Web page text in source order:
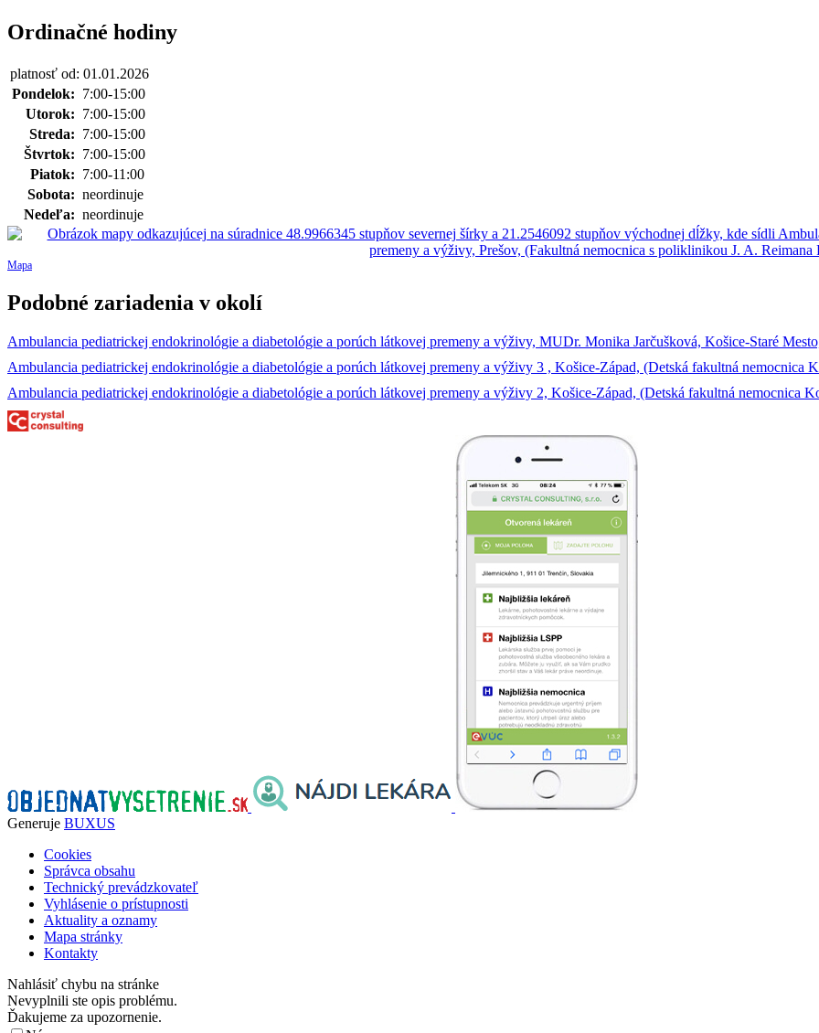
Ordinačné hodiny
platnosť od: 01.01.2026
Pondelok: 7:00-15:00
Utorok: 7:00-15:00
Streda: 7:00-15:00
Štvrtok: 7:00-15:00
Piatok: 7:00-11:00
Sobota: neordinuje
Nedeľa: neordinuje
Mapa
Podobné zariadenia v okolí
Ambulancia pediatrickej endokrinológie a diabetológie a porúch látkovej premeny a výživy, MUDr. Monika Jarčušková, Košice-Staré
Ambulancia pediatrickej endokrinológie a diabetológie a porúch látkovej premeny a výživy 3 , Košice-Západ, (Detská fakultná nemocnica
Ambulancia pediatrickej endokrinológie a diabetológie a porúch látkovej premeny a výživy 2, Košice-Západ, (Detská fakultná nemocnica
Generuje BUXUS
Cookies
Správca obsahu
Technický prevádzkovateľ
Vyhlásenie o prístupnosti
Aktuality a oznamy
Mapa stránky
Kontakty
Nahlásiť chybu na stránke
Nevyplnili ste opis problému.
Ďakujeme za upozornenie.